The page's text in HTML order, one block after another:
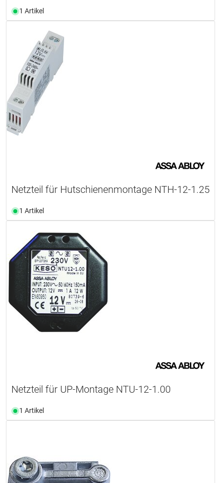
1 Artikel
Netzteil für Hutschienenmontage NTH-12-1.25
1 Artikel
Netzteil für UP-Montage NTU-12-1.00
1 Artikel